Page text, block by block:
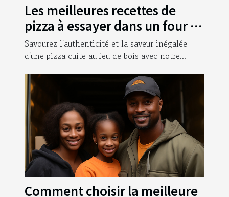
Les meilleures recettes de
pizza à essayer dans un four à
bois
Savourez l'authenticité et la saveur inégalée
d'une pizza cuite au feu de bois avec notre...
Comment choisir la meilleure